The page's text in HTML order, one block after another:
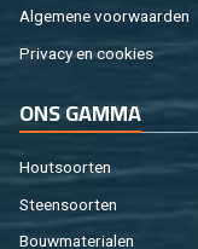
Al­ge­me­ne voor­waar­den
Pri­va­cy en coo­kies
ONS GAMMA
Hout­soor­ten
Steen­soor­ten
Bouw­ma­te­ri­a­len